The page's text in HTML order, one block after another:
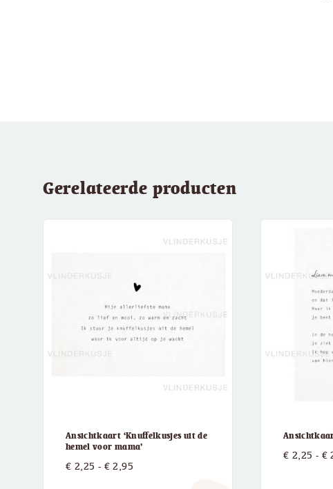
Gerelateerde producten
Ansichtkaart ‘Knuffelkusjes uit de
hemel voor mama’
€ 2,25 - € 2,95
€ 2,25 - €